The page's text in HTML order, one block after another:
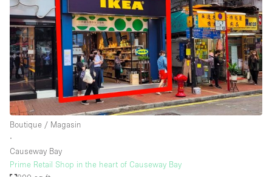
Boutique / Magasin
∙
Causeway Bay
Prime Retail Shop in the heart of Causeway Bay